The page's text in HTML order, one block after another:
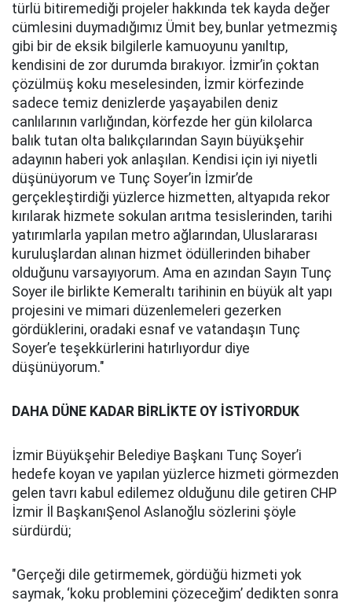
türlü bitiremediği projeler hakkında tek kayda değer
cümlesini duymadığımız Ümit bey, bunlar yetmezmiş
gibi bir de eksik bilgilerle kamuoyunu yanıltıp,
kendisini de zor durumda bırakıyor. İzmir’in çoktan
çözülmüş koku meselesinden, İzmir körfezinde
sadece temiz denizlerde yaşayabilen deniz
canlılarının varlığından, körfezde her gün kilolarca
balık tutan olta balıkçılarından Sayın büyükşehir
adayının haberi yok anlaşılan. Kendisi için iyi niyetli
düşünüyorum ve Tunç Soyer’in İzmir’de
gerçekleştirdiği yüzlerce hizmetten, altyapıda rekor
kırılarak hizmete sokulan arıtma tesislerinden, tarihi
yatırımlarla yapılan metro ağlarından, Uluslararası
kuruluşlardan alınan hizmet ödüllerinden bihaber
olduğunu varsayıyorum. Ama en azından Sayın Tunç
Soyer ile birlikte Kemeraltı tarihinin en büyük alt yapı
projesini ve mimari düzenlemeleri gezerken
gördüklerini, oradaki esnaf ve vatandaşın Tunç
Soyer’e teşekkürlerini hatırlıyordur diye
düşünüyorum."
DAHA DÜNE KADAR BİRLİKTE OY İSTİYORDUK
İzmir Büyükşehir Belediye Başkanı Tunç Soyer’i
hedefe koyan ve yapılan yüzlerce hizmeti görmezden
gelen tavrı kabul edilemez olduğunu dile getiren CHP
İzmir İl BaşkanıŞenol Aslanoğlu sözlerini şöyle
sürdürdü;
"Gerçeği dile getirmemek, gördüğü hizmeti yok
saymak, ‘koku problemini çözeceğim’ dedikten sonra